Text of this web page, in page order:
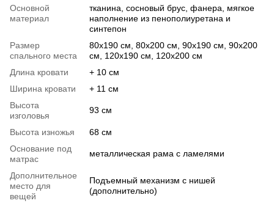
Основной
материал
тканина, сосновый брус, фанера, мягкое
наполнение из пенополиуретана и
синтепон
Размер
спального места
80х190 см, 80x200 см, 90х190 см, 90х200
см, 120х190 см, 120х200 см
Длина кровати
+ 10 см
Ширина кровати
+ 11 см
Высота
изголовья
93 см
Высота изножья
68 см
Основание под
матрас
металлическая рама с ламелями
Дополнительное
место для
вещей
Подъемный механизм с нишей
(дополнительно)